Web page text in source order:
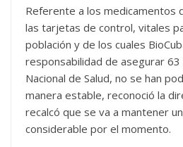
Referente a los medicamentos
las tarjetas de control, vitales
población y de los cuales
responsabilidad de asegurar 63
Nacional de Salud, no se han
manera estable, reconoció la
recalcó que se va a mantener
considerable por el momento.